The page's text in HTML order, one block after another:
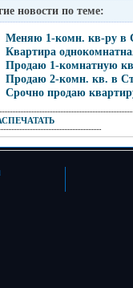
новости по теме:
Меняю 1-комн. кв-ру в
Квартира
Продаю 1-комнатную
Продаю 2-комн. кв. в
Срочно продаю